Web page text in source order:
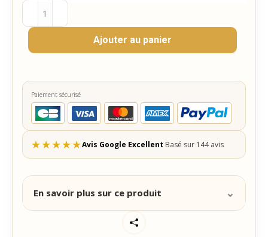
quantité
de
Bouquet
séchées
Lavande
Blé
–
Cadeau
personnalisé
Mariage
Baptême
Ajouter au panier
Paiement sécurisé
★★★★★Avis Google Excellent Basé sur 144 avis
En savoir plus sur ce produit ⌄
Offrez ces jolis bouquets de
comme présent pour